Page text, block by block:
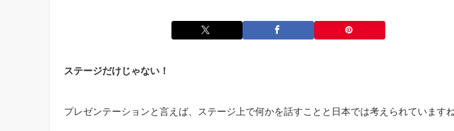
ステージだけじゃない！
プレゼンテーションと言えば、ステージ上で何かを話すことと日本では考えられていますね